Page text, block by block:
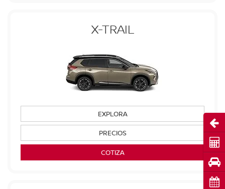
X-TRAIL
EXPLORA
PRECIOS
COTIZA